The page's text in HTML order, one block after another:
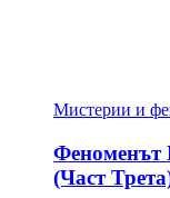
Мистерии и
Феноменът
(Част